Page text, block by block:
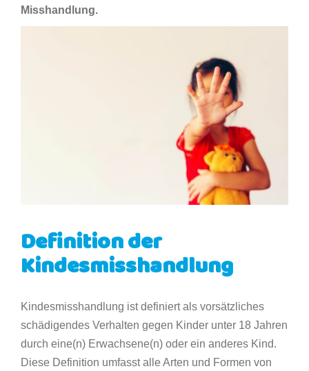
Misshandlung.
Definition der
Kindesmisshandlung
Kindesmisshandlung ist definiert als vorsätzliches
schädigendes Verhalten gegen Kinder unter 18 Jahren
durch eine(n) Erwachsene(n) oder ein anderes Kind.
Diese Definition umfasst alle Arten und Formen von